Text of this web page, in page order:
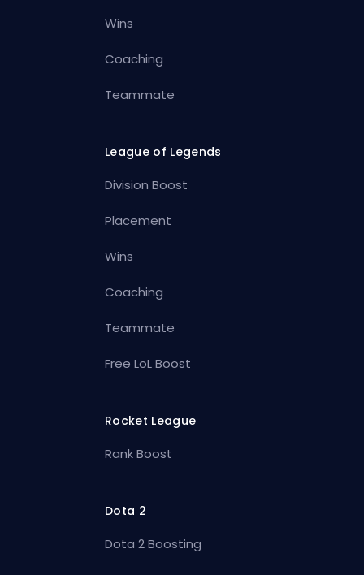
Wins
Coaching
Teammate
League of Legends
Division Boost
Placement
Wins
Coaching
Teammate
Free LoL Boost
Rocket League
Rank Boost
Dota 2
Dota 2 Boosting